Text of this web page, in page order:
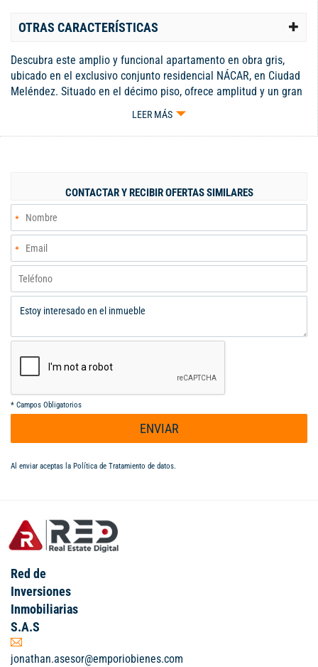
OTRAS CARACTERÍSTICAS
Descubra este amplio y funcional apartamento en obra gris,
ubicado en el exclusivo conjunto residencial NÁCAR, en Ciudad
Meléndez. Situado en el décimo piso, ofrece amplitud y un gran
potencial de personalización a tu gusto. Ubicación privilegiada
adaptar el estudio como tercera alcoba,baño privado en la
para relajarse,cocina y zona de ropas
independientes,parqueadero privado incluido. Las amenidades
que te ofrece el conjunto residencial son: Piscinas para adultos
y niños,zonas verdes y parque infantil,salón social para
eventos,seguridad privada 24/7. Una excelente oportunidad
para diseñar y personalizar su hogar a su gusto. ¡Contáctenos
para más información o para agendar una visita!
LEER MÁS
CONTACTAR Y RECIBIR OFERTAS SIMILARES
* Campos Obligatorios
ENVIAR
Al enviar aceptas la Política de Tratamiento de datos.
Red de
Inversiones
Inmobiliarias
S.A.S
jonathan.asesor@emporiobienes.com